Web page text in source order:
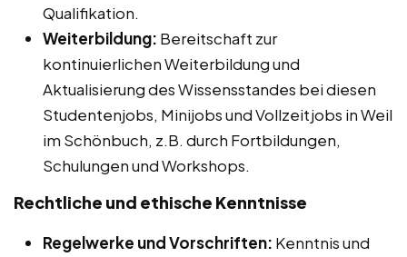
Qualifikation.
Weiterbildung: Bereitschaft zur
kontinuierlichen Weiterbildung und
Aktualisierung des Wissensstandes bei diesen
Studentenjobs, Minijobs und Vollzeitjobs in Weil
im Schönbuch, z.B. durch Fortbildungen,
Schulungen und Workshops.
Rechtliche und ethische Kenntnisse
Regelwerke und Vorschriften: Kenntnis und